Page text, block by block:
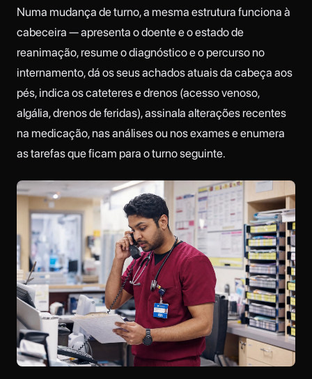
Numa mudança de turno, a mesma estrutura funciona à
cabeceira — apresenta o doente e o estado de
reanimação, resume o diagnóstico e o percurso no
internamento, dá os seus achados atuais da cabeça aos
pés, indica os cateteres e drenos (acesso venoso,
algália, drenos de feridas), assinala alterações recentes
na medicação, nas análises ou nos exames e enumera
as tarefas que ficam para o turno seguinte.